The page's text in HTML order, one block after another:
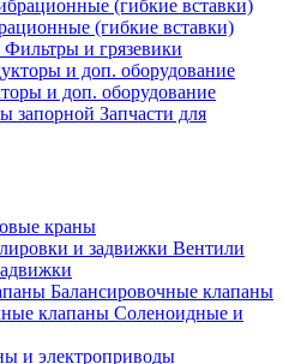
(гибкие вставки)
Фильтры и грязевики
и доп. оборудование
Запчасти для
краны
Вентили
Балансировочные клапаны
Соленоидные и